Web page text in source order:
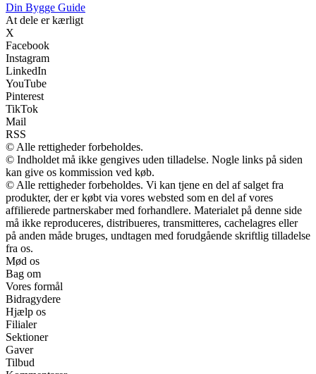
Din Bygge Guide
At dele er kærligt
X
Facebook
Instagram
LinkedIn
YouTube
Pinterest
TikTok
Mail
RSS
© Alle rettigheder forbeholdes.
© Indholdet må ikke gengives uden tilladelse. Nogle links på siden
kan give os kommission ved køb.
© Alle rettigheder forbeholdes. Vi kan tjene en del af salget fra
produkter, der er købt via vores websted som en del af vores
affilierede partnerskaber med forhandlere. Materialet på denne side
må ikke reproduceres, distribueres, transmitteres, cachelagres eller
på anden måde bruges, undtagen med forudgående skriftlig tilladelse
fra os.
Mød os
Bag om
Vores formål
Bidragydere
Hjælp os
Filialer
Sektioner
Gaver
Tilbud